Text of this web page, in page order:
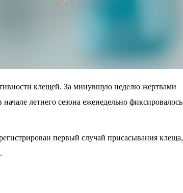
клещей. За минувшую неделю жертвами
летнего сезона еженедельно фиксировалось
первый случай присасывания клеща,